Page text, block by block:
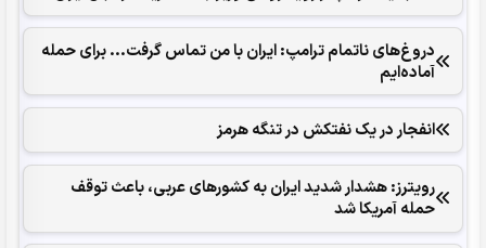
دروغ‌های ناتمام ترامپ: ایران با من تماس گرفت... برای حمله
آماده‌ایم
انفجار در یک نفتکش در تنگه هرمز
رویترز: هشدار شدید ایران به کشورهای عربی، باعث توقف
حمله آمریکا شد